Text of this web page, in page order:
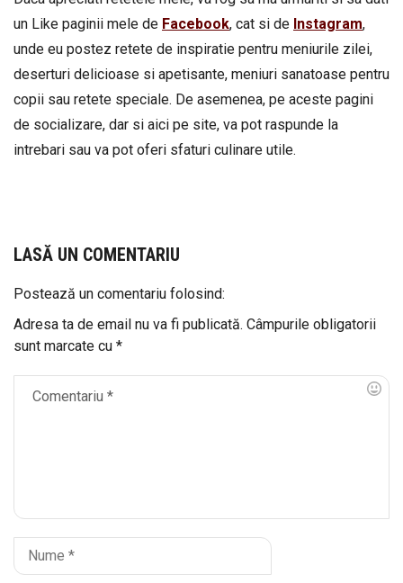
un Like paginii mele de Facebook, cat si de Instagram,
unde eu postez retete de inspiratie pentru meniurile zilei,
deserturi delicioase si apetisante, meniuri sanatoase pentru
copii sau retete speciale. De asemenea, pe aceste pagini
de socializare, dar si aici pe site, va pot raspunde la
intrebari sau va pot oferi sfaturi culinare utile.
LASĂ UN COMENTARIU
Postează un comentariu folosind:
Adresa ta de email nu va fi publicată. Câmpurile obligatorii
sunt marcate cu *